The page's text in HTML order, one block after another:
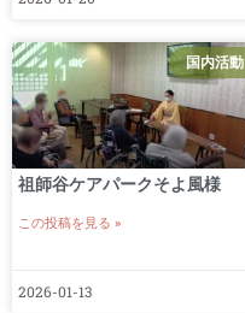
国内活動
祖師谷ケアパークそよ風様
この投稿を見る »
2026-01-13